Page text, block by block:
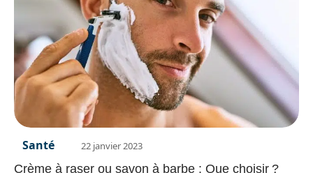
Santé 22 janvier 2023
Crème à raser ou savon à barbe : Que choisir ?